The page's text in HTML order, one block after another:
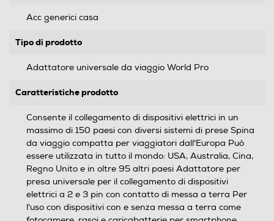
Acc generici casa
Tipo di prodotto
Adattatore universale da viaggio World Pro
Caratteristiche prodotto
Consente il collegamento di dispositivi elettrici in un
massimo di 150 paesi con diversi sistemi di prese Spina
da viaggio compatta per viaggiatori dall'Europa Può
essere utilizzata in tutto il mondo: USA, Australia, Cina,
Regno Unito e in oltre 95 altri paesi Adattatore per
presa universale per il collegamento di dispositivi
elettrici a 2 e 3 pin con contatto di messa a terra Per
l'uso con dispositivi con e senza messa a terra come